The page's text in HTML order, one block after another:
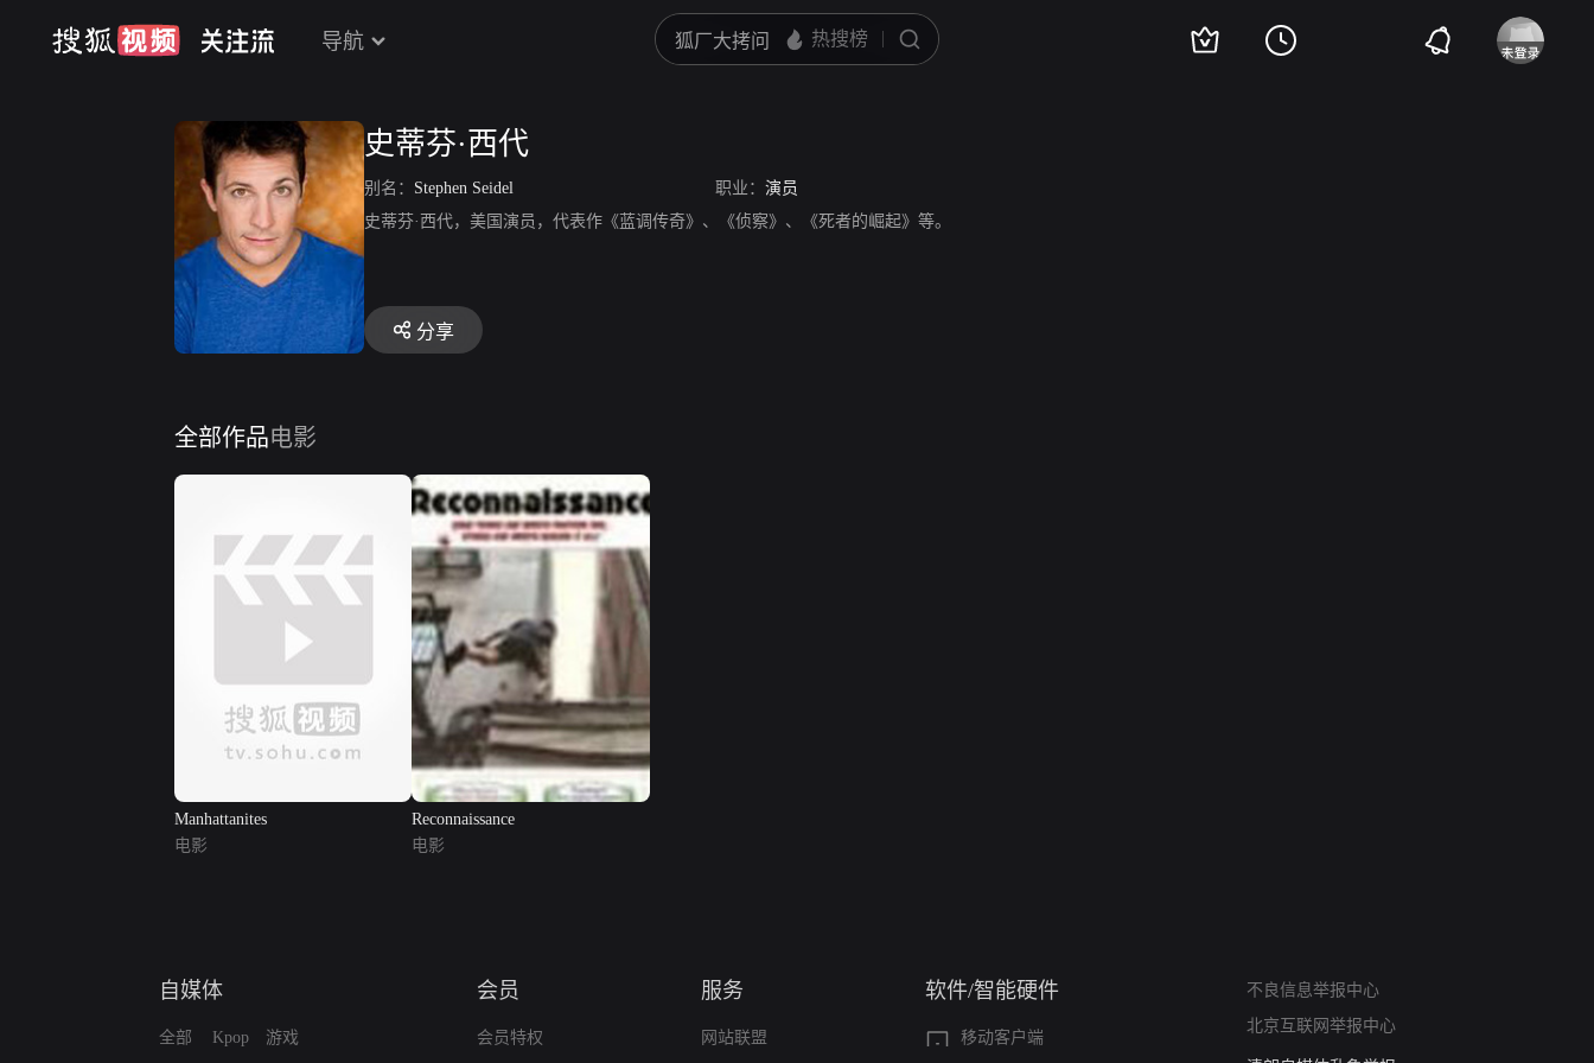
导航
史蒂芬·西代
别名： Stephen Seidel 职业： 演员
史蒂芬·西代，美国演员，代表作《蓝调传奇》、《侦察》、《死者的崛起》等。
分享
全部作品电影
Manhattanites
电影
Reconnaissance
电影
自媒体
全部 Kpop 游戏
会员
会员特权
服务
网站联盟
软件/智能硬件
移动客户端
不良信息举报中心
北京互联网举报中心
涉未成年人举报